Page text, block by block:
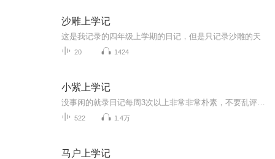
沙雕上学记
这是我记录的四年级上学期的日记，但是只记录沙雕的天
20 1424
小紫上学记
522 1.4万
马户上学记